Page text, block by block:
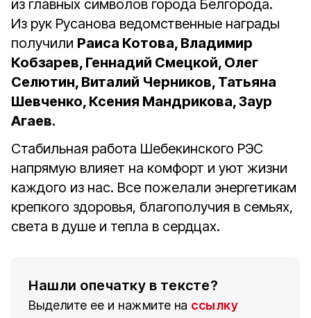
из главных символов города Белгорода.
Из рук Русанова ведомственные награды
получили Раиса Котова, Владимир
Кобзарев, Геннадий Смецкой, Олег
Селютин, Виталий Черников, Татьяна
Шевченко, Ксения Мандрикова, Заур
Агаев.
Стабильная работа Шебекинского РЭС
напрямую влияет на комфорт и уют жизни
каждого из нас. Все пожелали энергетикам
крепкого здоровья, благополучия в семьях,
света в душе и тепла в сердцах.
Нашли опечатку в тексте?
Выделите ее и нажмите на ссылку